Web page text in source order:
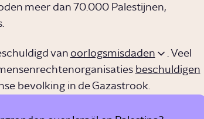
meer dan 70.000 Palestijnen,
van oorlogsmisdaden
. Veel
beschuldigen
bevolking in de Gazastrook.